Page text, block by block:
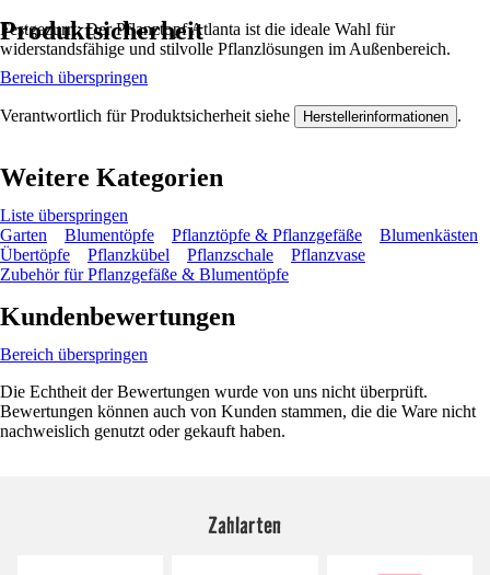
Festgezurrt: Der Pflanztopf Atlanta ist die ideale Wahl für
widerstandsfähige und stilvolle Pflanzlösungen im Außenbereich.
Produktsicherheit
Bereich überspringen
Verantwortlich für Produktsicherheit siehe Herstellerinformationen .
Weitere Kategorien
Liste überspringen
Garten
Blumentöpfe Pflanztöpfe & Pflanzgefäße
Blumenkästen
Übertöpfe
Pflanzkübel Pflanzschale
Pflanzvase
Zubehör für Pflanzgefäße & Blumentöpfe
Kundenbewertungen
Bereich überspringen
Die Echtheit der Bewertungen wurde von uns nicht überprüft.
Bewertungen können auch von Kunden stammen, die die Ware nicht
nachweislich genutzt oder gekauft haben.
Zahlarten